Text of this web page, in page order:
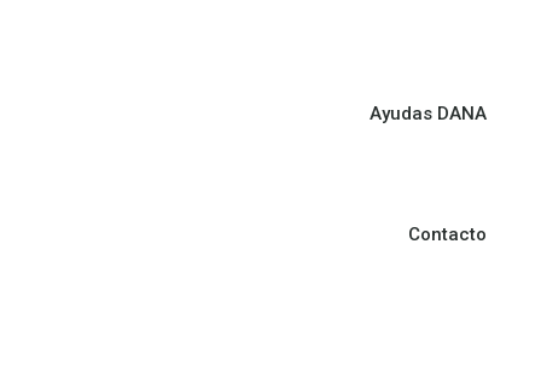
Ayudas DANA
Contacto